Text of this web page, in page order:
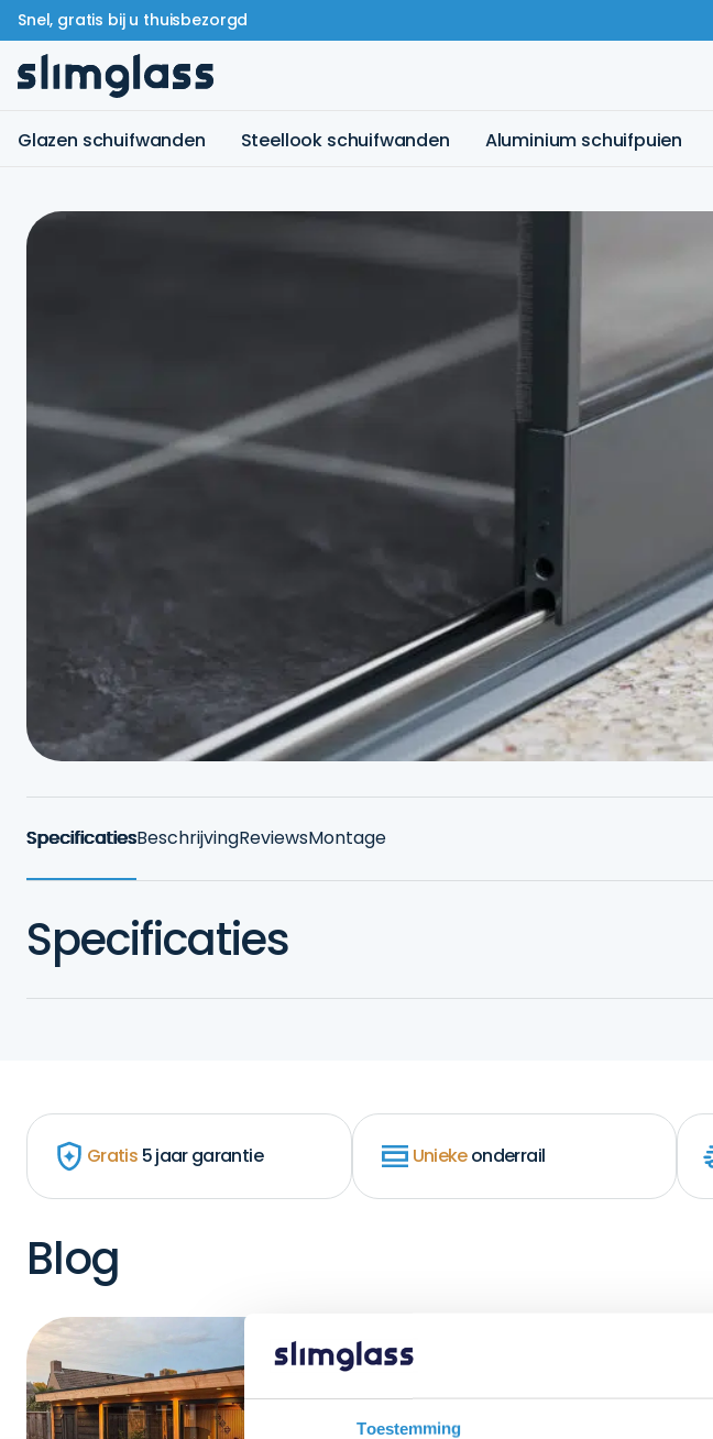
Toestemming
Snel, gratis bij u thuisbezorgd
Glazen schuifwanden Steellook schuifwanden Aluminium schuifpuien
SpecificatiesBeschrijvingReviewsMontage
Specificaties
Gratis 5 jaar garantie Uniekeonderrail
Blog